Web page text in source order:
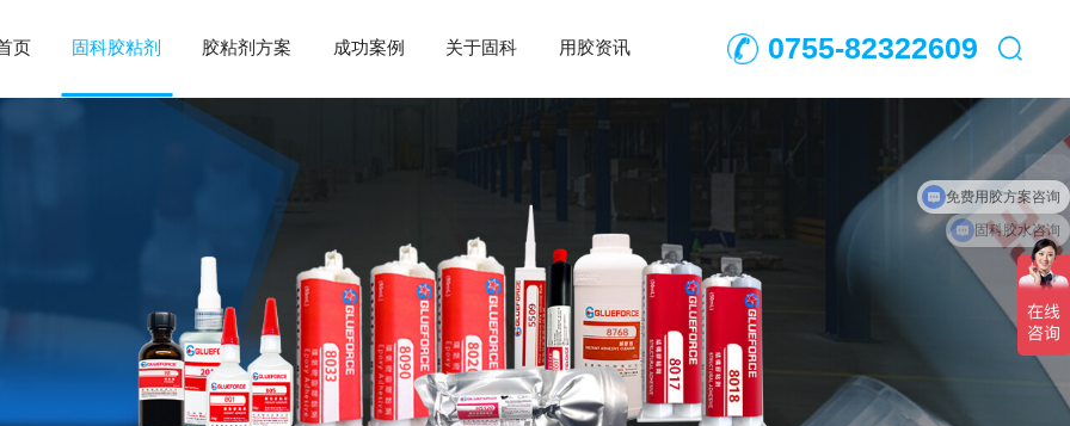
页 固科胶粘剂 胶粘剂方案 成功案例 关于固科 用胶资讯 0755-82322609
固科胶水咨询